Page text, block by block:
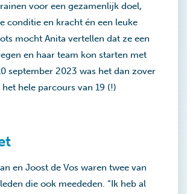
voor een gezamenlijk doel,
conditie en kracht én een leuke
mocht Anita vertellen dat ze een
en haar team kon starten met
september 2023 was het dan zover
hele parcours van 19 (!)
en Joost de Vos waren twee van
die ook meededen. “Ik heb al